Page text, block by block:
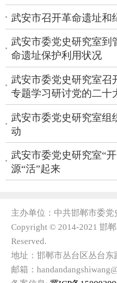
武安市召开革命遗址和
武安市委党史研究室到
命遗址保护利用状况
武安市委党史研究室召
专题学习研讨党的二十
武安市委党史研究室组
动
武安市委党史研究室“
源“活”起来
主办单位：中共邯郸市委党
Copyright © 2014-2021 邯
Reserved.
地址：邯郸市丛台区丛台东
邮箱：